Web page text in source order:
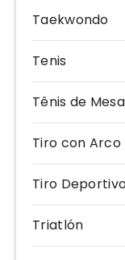
Taekwondo
Tenis
Tênis de Mesa
Tiro con Arco
Tiro
Triatlón